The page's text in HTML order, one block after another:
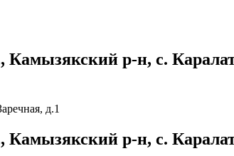
р-н, с.
д.1
р-н, с.